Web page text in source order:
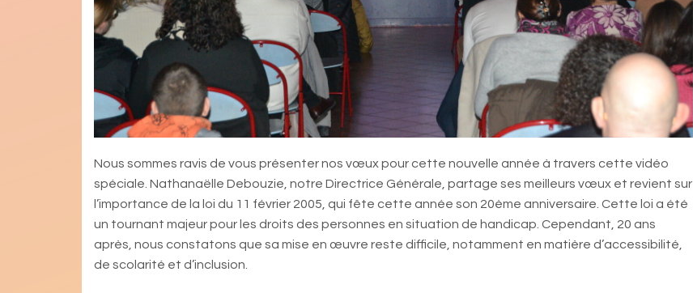
Nous sommes ravis de vous présenter nos vœux pour cette nouvelle année à travers cette vidéo
spéciale. Nathanaëlle Debouzie, notre Directrice Générale, partage ses meilleurs vœux et revient sur
l’importance de la loi du 11 février 2005, qui fête cette année son 20ème anniversaire. Cette loi a été
un tournant majeur pour les droits des personnes en situation de handicap. Cependant, 20 ans
après, nous constatons que sa mise en œuvre reste difficile, notamment en matière d’accessibilité,
de scolarité et d’inclusion.